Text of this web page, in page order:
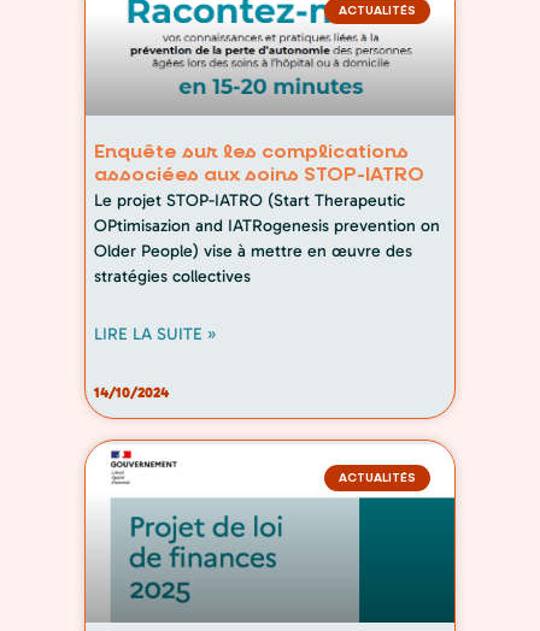
ACTUALITÉS
Enquête sur les complications
associées aux soins STOP-IATRO
Le projet STOP-IATRO (Start Therapeutic
OPtimisazion and IATRogenesis prevention on
Older People) vise à mettre en œuvre des
stratégies collectives
LIRE LA SUITE »
14/10/2024
ACTUALITÉS